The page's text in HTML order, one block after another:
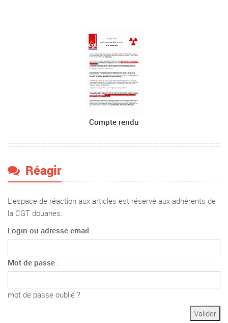
Compte rendu
Réagir
L'espace de réaction aux articles est réservé aux adhérents de
la CGT douanes.
Login ou adresse email :
Mot de passe :
mot de passe oublié ?